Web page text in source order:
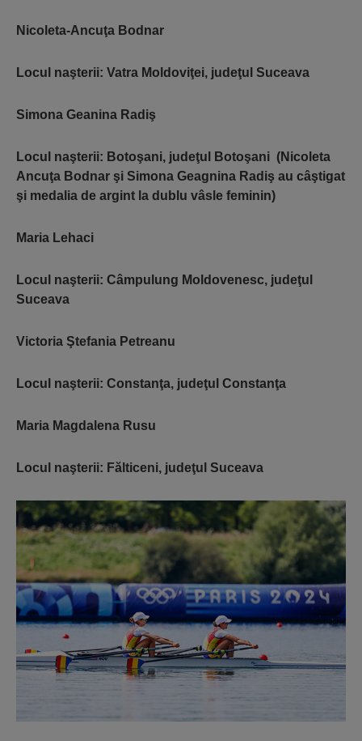
Nicoleta-Ancuţa Bodnar
Locul naşterii: Vatra Moldoviţei, judeţul Suceava
Simona Geanina Radiş
Locul naşterii: Botoşani, judeţul Botoşani (Nicoleta
Ancuţa Bodnar şi Simona Geagnina Radiş au câştigat
şi medalia de argint la dublu vâsle feminin)
Maria Lehaci
Locul naşterii: Câmpulung Moldovenesc, judeţul
Suceava
Victoria Ştefania Petreanu
Locul naşterii: Constanţa, judeţul Constanţa
Maria Magdalena Rusu
Locul naşterii: Fălticeni, judeţul Suceava